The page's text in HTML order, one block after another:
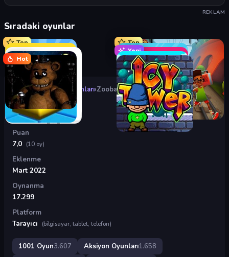
REKLAM
Sıradaki oyunlar
Top
Top
Yeni
Hot
Oyunlar›Aksiyon Oyunları›Zooba
Zooba
Puan
7,0 (10 oy)
Eklenme
Mart 2022
Oynanma
17.299
Platform
Tarayıcı
(bilgisayar, tablet, telefon)
1001 Oyun3.607 Aksiyon Oyunları1.658